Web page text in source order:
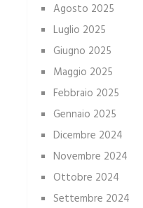
Agosto 2025
Luglio 2025
Giugno 2025
Maggio 2025
Febbraio 2025
Gennaio 2025
Dicembre 2024
Novembre 2024
Ottobre 2024
Settembre 2024